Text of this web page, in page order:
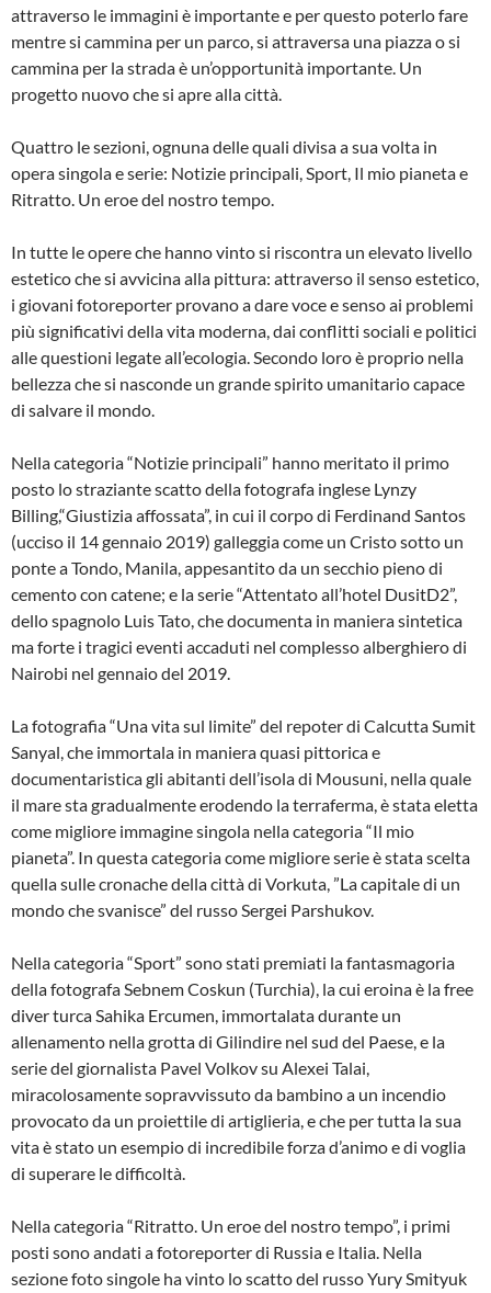
attraverso le immagini è importante e per questo poterlo fare
mentre si cammina per un parco, si attraversa una piazza o si
cammina per la strada è un’opportunità importante. Un
progetto nuovo che si apre alla città.
Quattro le sezioni, ognuna delle quali divisa a sua volta in
opera singola e serie: Notizie principali, Sport, Il mio pianeta e
Ritratto. Un eroe del nostro tempo.
In tutte le opere che hanno vinto si riscontra un elevato livello
estetico che si avvicina alla pittura: attraverso il senso estetico,
i giovani fotoreporter provano a dare voce e senso ai problemi
più significativi della vita moderna, dai conflitti sociali e politici
alle questioni legate all’ecologia. Secondo loro è proprio nella
bellezza che si nasconde un grande spirito umanitario capace
di salvare il mondo.
Nella categoria “Notizie principali” hanno meritato il primo
posto lo straziante scatto della fotografa inglese Lynzy
Billing,“Giustizia affossata”, in cui il corpo di Ferdinand Santos
(ucciso il 14 gennaio 2019) galleggia come un Cristo sotto un
ponte a Tondo, Manila, appesantito da un secchio pieno di
cemento con catene; e la serie “Attentato all’hotel DusitD2”,
dello spagnolo Luis Tato, che documenta in maniera sintetica
ma forte i tragici eventi accaduti nel complesso alberghiero di
Nairobi nel gennaio del 2019.
La fotografia “Una vita sul limite” del repoter di Calcutta Sumit
Sanyal, che immortala in maniera quasi pittorica e
documentaristica gli abitanti dell’isola di Mousuni, nella quale
il mare sta gradualmente erodendo la terraferma, è stata eletta
come migliore immagine singola nella categoria “Il mio
pianeta”. In questa categoria come migliore serie è stata scelta
quella sulle cronache della città di Vorkuta, ”La capitale di un
mondo che svanisce” del russo Sergei Parshukov.
Nella categoria “Sport” sono stati premiati la fantasmagoria
della fotografa Sebnem Coskun (Turchia), la cui eroina è la free
diver turca Sahika Ercumen, immortalata durante un
allenamento nella grotta di Gilindire nel sud del Paese, e la
serie del giornalista Pavel Volkov su Alexei Talai,
miracolosamente sopravvissuto da bambino a un incendio
provocato da un proiettile di artiglieria, e che per tutta la sua
vita è stato un esempio di incredibile forza d’animo e di voglia
di superare le difficoltà.
Nella categoria “Ritratto. Un eroe del nostro tempo”, i primi
posti sono andati a fotoreporter di Russia e Italia. Nella
sezione foto singole ha vinto lo scatto del russo Yury Smityuk